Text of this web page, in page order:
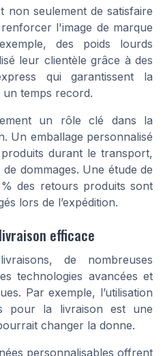
non seulement de satisfaire
l'image de marque
des poids lourds
leur clientèle grâce à des
qui garantissent la
temps record.
un rôle clé dans la
Un emballage personnalisé
durant le transport,
dommages. Une étude de
des retours produits sont
lors de l’expédition.
efficace
de nombreuses
technologies avancées et
Par exemple, l’utilisation
pour la livraison est une
changer la donne.
personnalisables offrent